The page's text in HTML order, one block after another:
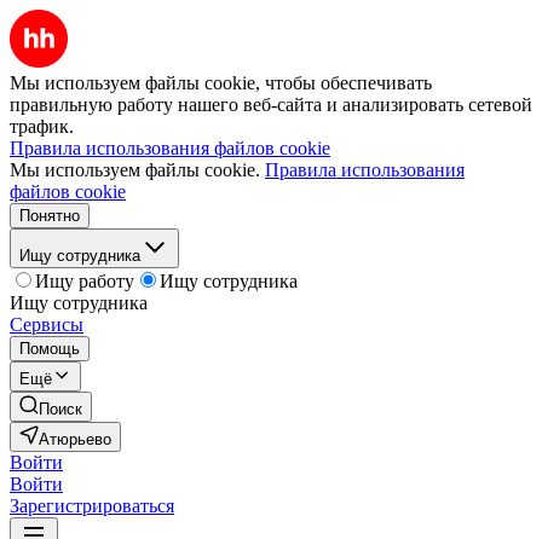
Мы используем файлы cookie, чтобы обеспечивать
правильную работу нашего веб-сайта и анализировать сетевой
трафик.
Правила использования файлов cookie
Мы используем файлы cookie. Правила использования
файлов cookie
Понятно
Ищу сотрудника
Ищу работу
Ищу сотрудника
Ищу сотрудника
Сервисы
Помощь
Ещё
Поиск
Атюрьево
Войти
Войти
Зарегистрироваться